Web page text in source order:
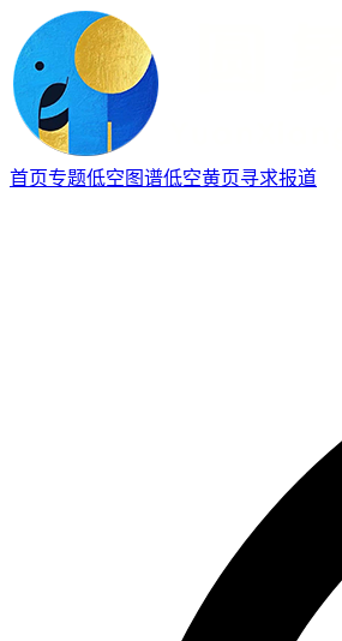
首页专题低空图谱低空黄页寻求报道